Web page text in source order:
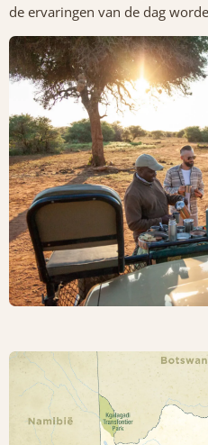
de ervaringen van de dag